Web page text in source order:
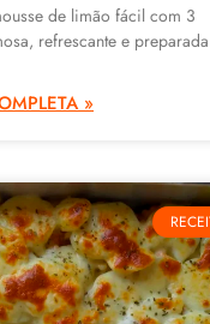
de limão fácil com 3
refrescante e
»